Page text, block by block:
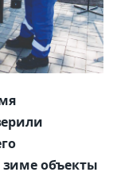
зиме объекты